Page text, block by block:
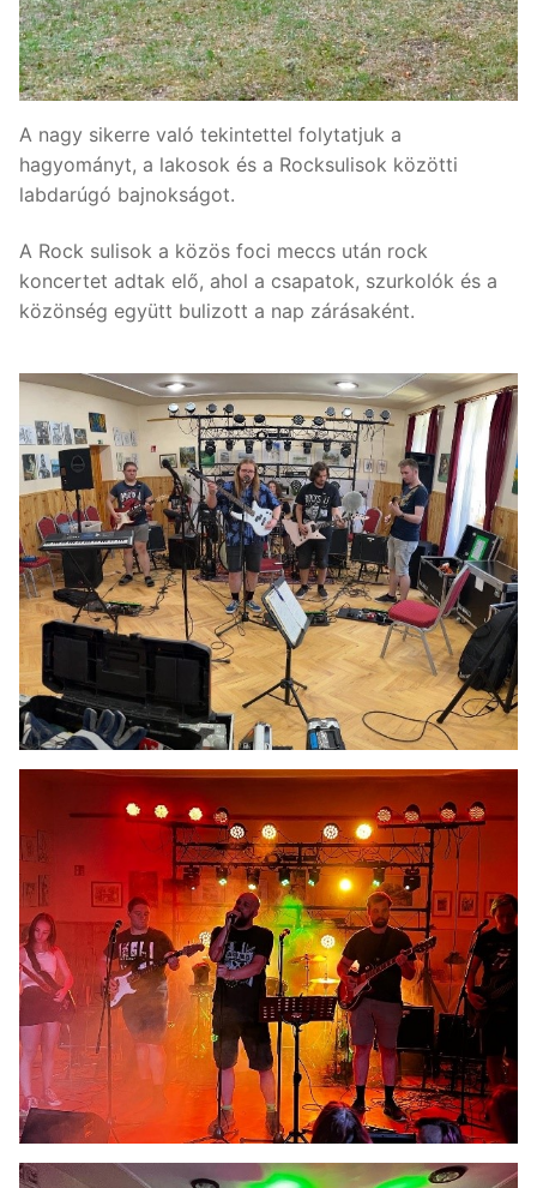
A nagy sikerre való tekintettel folytatjuk a
hagyományt, a lakosok és a Rocksulisok közötti
labdarúgó bajnokságot.
A Rock sulisok a közös foci meccs után rock
koncertet adtak elő, ahol a csapatok, szurkolók és a
közönség együtt bulizott a nap zárásaként.